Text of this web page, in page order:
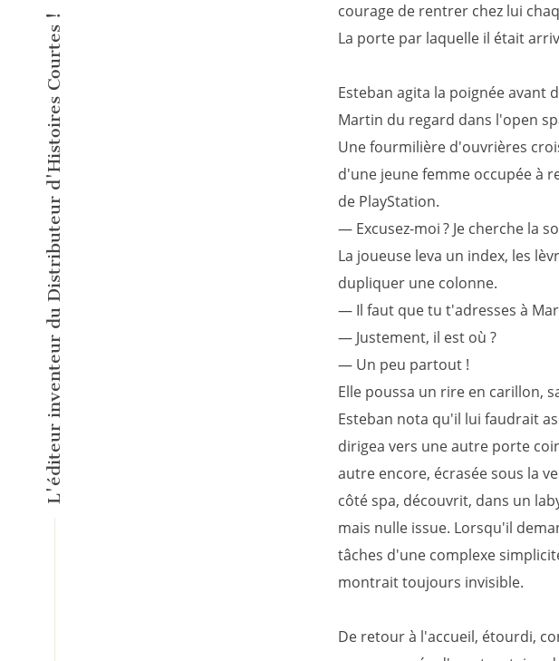
L'éditeur inventeur du Distributeur d'Histoires Courtes !
courage de rentrer chez lui
La porte par laquelle il était
Esteban agita la poignée avant
Martin du regard dans l'open
Une fourmilière d'ouvrières
d'une jeune femme occupée à
de PlayStation.
— Excusez-moi ? Je cherche la
La joueuse leva un index, les
dupliquer une colonne.
— Il faut que tu t'adresses à
— Justement, il est où ?
— Un peu partout !
Elle poussa un rire en carillon,
Esteban nota qu'il lui faudrait
dirigea vers une autre porte
autre encore, écrasée sous la
côté spa, découvrit, dans un
mais nulle issue. Lorsqu'il
tâches d'une complexe
montrait toujours invisible.
De retour à l'accueil, étourdi,